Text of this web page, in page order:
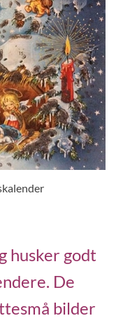
husker godt
De
bilder